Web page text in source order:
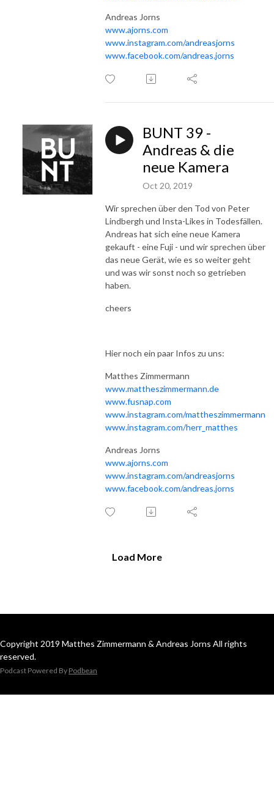
Andreas Jorns
www.ajorns.com
www.instagram.com/andreasjorns
www.facebook.com/andreas.jorns
BUNT 39 -
Andreas & die
neue Kamera
Oct 20, 2019
Wir sprechen über den Tod von Peter
Lindbergh und Insta-Likes in Todesfällen.
Andreas hat sich eine neue Kamera
gekauft - eine Fuji - und wir sprechen über
das neue Gerät, wie es so weiter geht
und was wir sonst noch so getrieben
haben.
cheers
Hier noch ein paar Infos zu uns:
Matthes Zimmermann
www.mattheszimmermann.de
www.fusnap.com
www.instagram.com/mattheszimmermann
www.instagram.com/herr_matthes
Andreas Jorns
www.ajorns.com
www.instagram.com/andreasjorns
www.facebook.com/andreas.jorns
Load More
Copyright 2019 Matthes Zimmermann & Andreas Jorns All rights
reserved.
Podcast Powered By Podbean